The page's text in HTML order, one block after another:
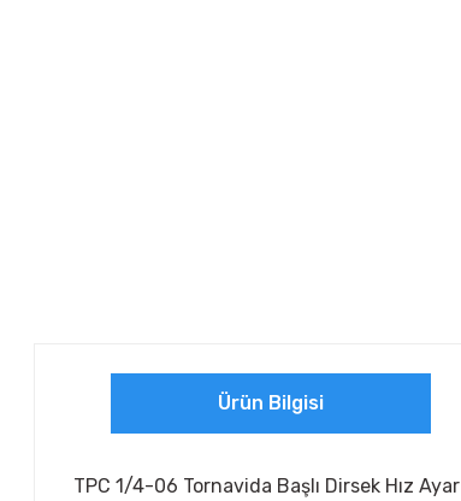
Ürün Bilgisi
TPC 1/4-06 Tornavida Başlı Dirsek Hız Ayar